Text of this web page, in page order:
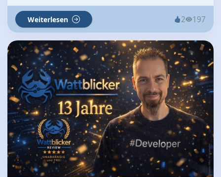
Weiterlesen 2 197